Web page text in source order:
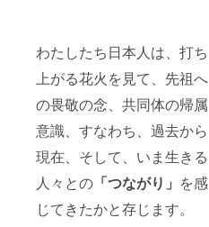
わたしたち日本人は、打ち
上がる花火を見て、先祖へ
の畏敬の念、共同体の帰属
意識、すなわち、過去から
現在、そして、いま生きる
人々との 「つながり」 を感
じてきたかと存じます。